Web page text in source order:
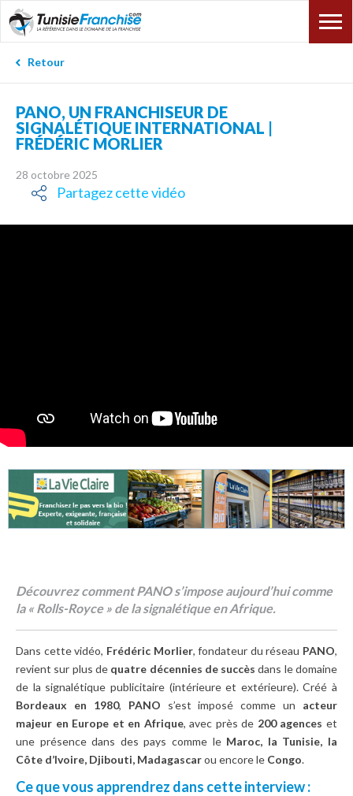
Retour
PANO, UN FRANCHISEUR DE
SIGNALÉTIQUE INTERNATIONAL |
FRÉDÉRIC MORLIER
28 octobre 2025
Partagez cette vidéo
Découvrez comment PANO s’impose aujourd’hui comme
la « Rolls-Royce » de la signalétique en Afrique.
Dans cette vidéo, Frédéric Morlier, fondateur du réseau PANO,
revient sur plus de quatre décennies de succès dans le domaine
de la signalétique publicitaire (intérieure et extérieure). Créé à
Bordeaux en 1980, PANO s’est imposé comme un acteur
majeur en Europe et en Afrique, avec près de 200 agences et
une présence dans des pays comme le Maroc, la Tunisie, la
Côte d’Ivoire, Djibouti, Madagascarou encore le Congo.
Ce que vous apprendrez dans cette interview :